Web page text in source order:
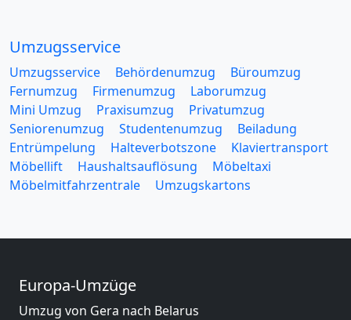
Umzugsservice
Umzugsservice Behördenumzug
Büroumzug
Fernumzug
Firmenumzug
Laborumzug
Mini Umzug
Praxisumzug
Privatumzug
Seniorenumzug
Studentenumzug
Beiladung
Entrümpelung
Halteverbotszone
Klaviertransport
Möbellift
Haushaltsauflösung
Möbeltaxi
Möbelmitfahrzentrale
Umzugskartons
Europa-Umzüge
Umzug von Gera nach Belarus